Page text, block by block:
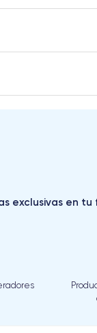
exclusivas en tu